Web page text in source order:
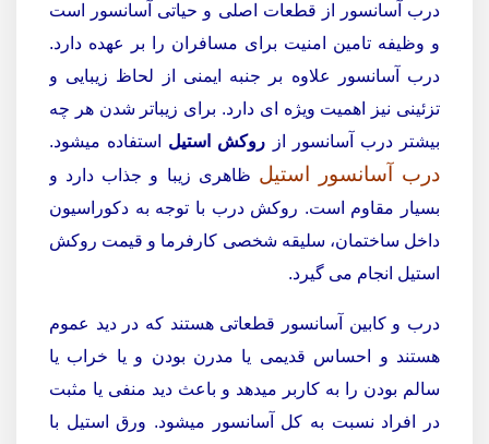
درب آسانسور از قطعات اصلی و حیاتی آسانسور است
و وظیفه تامین امنیت برای مسافران را بر عهده دارد.
درب آسانسور علاوه بر جنبه ایمنی از لحاظ زیبایی و
تزئینی نیز اهمیت ویژه ای دارد. برای زیباتر شدن هر چه
بیشتر درب آسانسور از روکش استیل استفاده میشود.
درب آسانسور استیل ظاهری زیبا و جذاب دارد و
بسیار مقاوم است. روکش درب با توجه به دکوراسیون
داخل ساختمان، سلیقه شخصی کارفرما و قیمت روکش
استیل انجام می گیرد.
درب و کابین آسانسور قطعاتی هستند که در دید عموم
هستند و احساس قدیمی یا مدرن بودن و یا خراب یا
سالم بودن را به کاربر میدهد و باعث دید منفی یا مثبت
در افراد نسبت به کل آسانسور میشود. ورق
استیل با